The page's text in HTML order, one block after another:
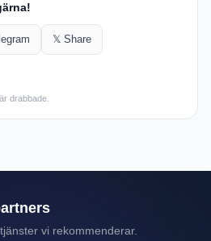
𝕏 Share
drabbade.
vi rekommenderar.